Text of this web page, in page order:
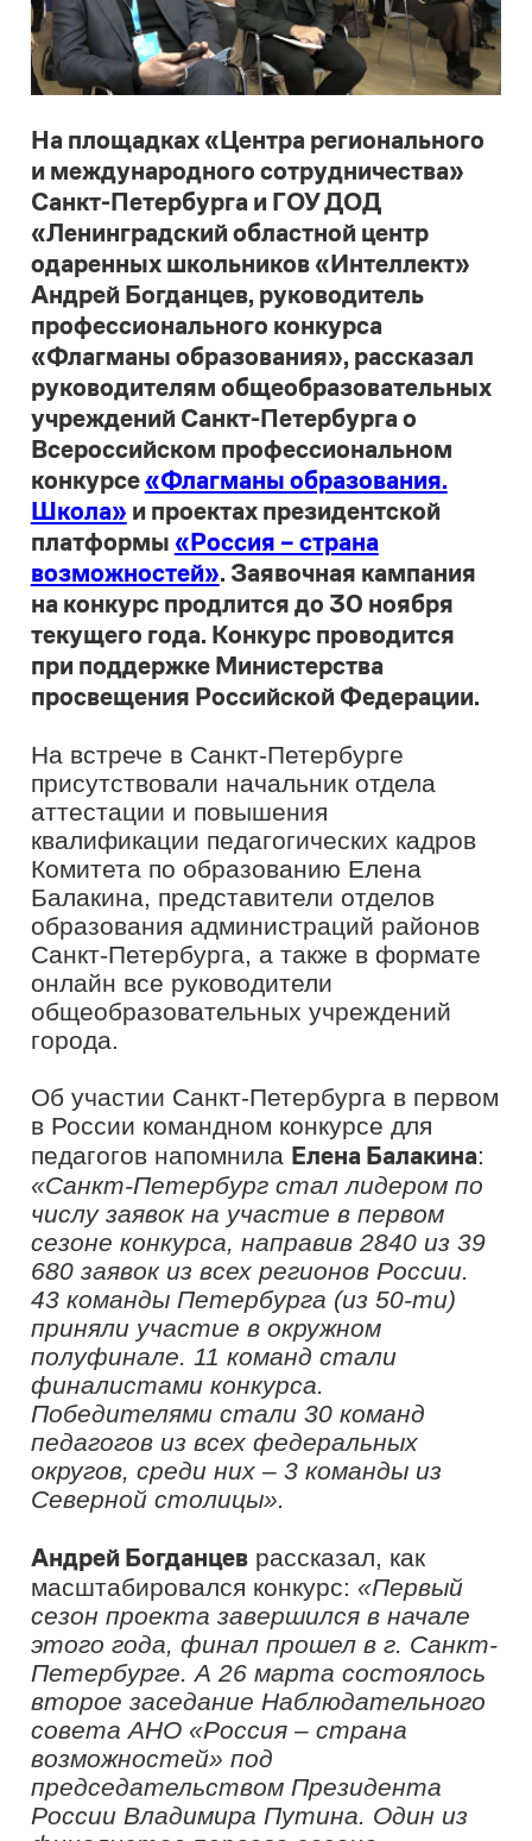
одаренных школьников «Интеллект»
Андрей Богданцев, руководитель
профессионального конкурса
«Флагманы образования», рассказал
учреждений Санкт-Петербурга о
Всероссийском профессиональном
конкурсе«Флагманы образования.
Школа» и проектах президентской
платформы«Россия – страна
возможностей». Заявочная кампания
на конкурс продлится до 30 ноября
текущего года. Конкурс проводится
при поддержке Министерства
просвещения Российской Федерации.
На встрече в Санкт-Петербурге
присутствовали начальник отдела
аттестации и повышения
квалификации педагогических кадров
Комитета по образованию Елена
Балакина, представители отделов
образования администраций районов
Санкт-Петербурга, а также в формате
онлайн все руководители
общеобразовательных учреждений
Об участии Санкт-Петербурга в первом
в России командном конкурсе для
педагогов напомнила
Елена Балакина
:
числу заявок на участие в первом
сезоне конкурса, направив 2840 из 39
680 заявок из всех регионов России.
43 команды Петербурга (из 50-ти)
приняли участие в окружном
полуфинале. 11 команд стали
финалистами конкурса.
Победителями стали 30 команд
педагогов из всех федеральных
округов, среди них – 3 команды из
Северной столицы».
Андрей Богданцеврассказал, как
масштабировался конкурс:
этого года, финал прошел в г. Санкт-
Петербурге. А 26 марта состоялось
второе заседание Наблюдательного
совета АНО «Россия – страна
возможностей» под
председательством Президента
России Владимира Путина. Один из
финалистов первого сезона
выступил с инициативой о том, что
в конкурсе должны принимать
участие не только учителя, но и
управленцы, администрация школ,
чтобы показать целостность
команды образовательного
учреждения. Президент РФ
поддержал предложение участника
проекта, и в октябре мы дали старт
масштабному проекту для
управленческих команд
образовательных учреждений».
Всероссийский конкурс «Флагманы
образования» состоит из 4 треков.
Первое направление – «Флагманы
образования. Школа» – нацелено на
управленческие команды
образовательных учреждений
(руководителей первого и второго
уровня, классных руководителей,
учителей-предметников). Во втором
треке – «Флагманы образования.
Студенты», заявочная кампания
которого стартует 17 ноября, будут
соревноваться студенты вузов и